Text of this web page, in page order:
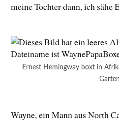
meine Tochter dann, ich sähe
Ernest Hemingway boxt in
Wayne, ein Mann aus North